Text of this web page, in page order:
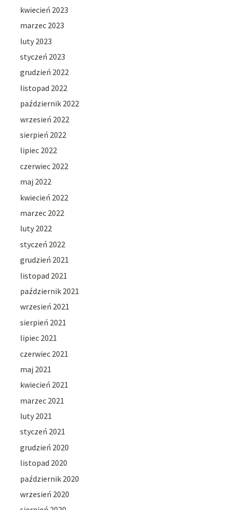
kwiecień 2023
marzec 2023
luty 2023
styczeń 2023
grudzień 2022
listopad 2022
październik 2022
wrzesień 2022
sierpień 2022
lipiec 2022
czerwiec 2022
maj 2022
kwiecień 2022
marzec 2022
luty 2022
styczeń 2022
grudzień 2021
listopad 2021
październik 2021
wrzesień 2021
sierpień 2021
lipiec 2021
czerwiec 2021
maj 2021
kwiecień 2021
marzec 2021
luty 2021
styczeń 2021
grudzień 2020
listopad 2020
październik 2020
wrzesień 2020